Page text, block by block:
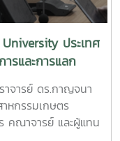
ประเทศ
รและการแลก
จารย์ ดร.กาญจนา
หกรรมเกษตร
คณาจารย์ และผู้แทน